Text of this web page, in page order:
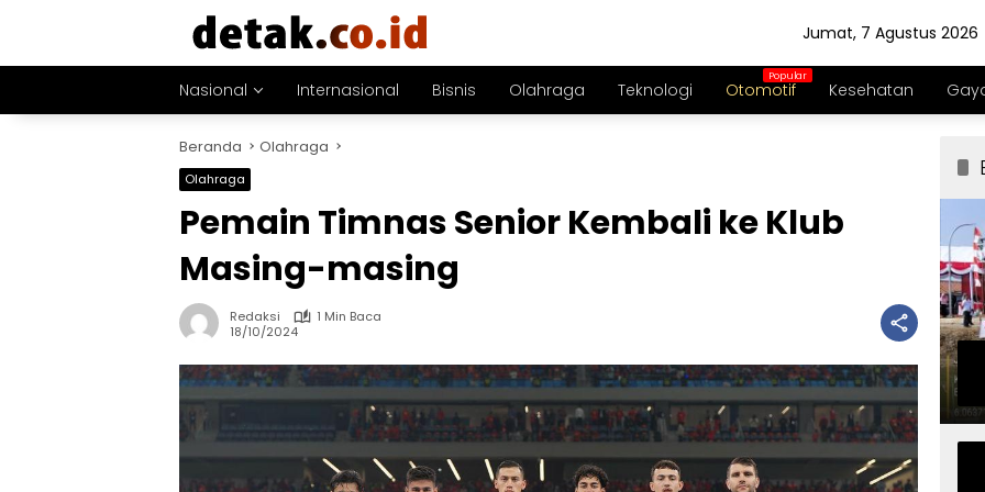
Jumat, 7 Agustus 2026
Nasional Internasional Bisnis Olahraga Teknologi Otomotif Kesehatan
Beranda Olahraga
Olahraga
Pemain Timnas Senior Kembali ke Klub
Masing-masing
Redaksi
1 Min Baca
18/10/2024